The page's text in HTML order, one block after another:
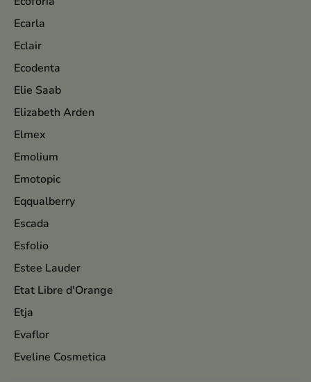
Ecarla
Eclair
Ecodenta
Elie Saab
Elizabeth Arden
Elmex
Emolium
Emotopic
Eqqualberry
Escada
Esfolio
Estee Lauder
Etat Libre d'Orange
Etja
Evaflor
Eveline Cosmetica